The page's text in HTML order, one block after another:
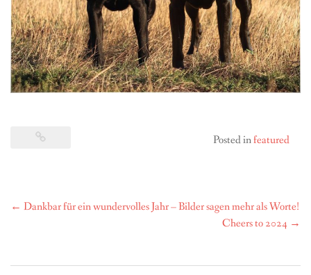
Posted infeatured
Post
← Dankbar für ein wundervolles Jahr – Bilder sagen mehr als Worte!
Cheers to 2024 →